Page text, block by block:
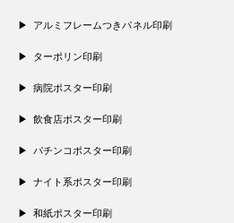
アルミフレームつきパネル印刷
ターポリン印刷
病院ポスター印刷
飲食店ポスター印刷
パチンコポスター印刷
ナイト系ポスター印刷
和紙ポスター印刷